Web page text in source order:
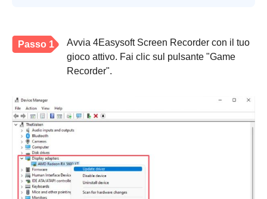
Passo 1
Avvia 4Easysoft Screen Recorder con il tuo
gioco attivo. Fai clic sul pulsante "Game
Recorder".